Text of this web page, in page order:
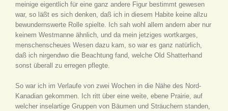
meinige eigentlich für eine ganz andere Figur bestimmt gewesen
war, so läßt es sich denken, daß ich in diesem Habite keine allzu
bewundernswerte Rolle spielte. Ich sah wohl allem andern aber nur
keinem Westmanne ähnlich, und da mein jetziges wortkarges,
menschenscheues Wesen dazu kam, so war es ganz natürlich,
daß ich nirgendwo die Beachtung fand, welche Old Shatterhand
sonst überall zu erregen pflegte.
So war ich im Verlaufe von zwei Wochen in die Nähe des Nord-
Kanadian gekommen. Ich ritt über eine weite, ebene Prairie, auf
welcher inselartige Gruppen von Bäumen und Sträuchern standen,